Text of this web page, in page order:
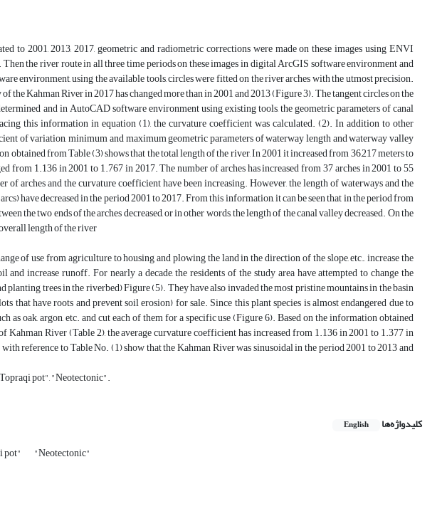
to 2001, 2013, 2017, geometric and radiometric corrections were made on these images using ENVI
the river route in all three time periods on these images in digital ArcGIS software environment and
environment, using the available tools, circles were fitted on the river arches with the utmost precision.
the Kahman River in 2017 has changed more than in 2001 and 2013 (Figure 3). The tangent circles on the
and in AutoCAD software environment using existing tools, the geometric parameters of canal
this information in equation (1), the curvature coefficient was calculated. (2). In addition to other
of variation, minimum and maximum geometric parameters of waterway length and waterway valley
from Table (3) shows that the total length of the river, In 2001 it increased from 36,217 meters to
from 1.136 in 2001 to 1.767 in 2017. The number of arches has increased from 37 arches in 2001 to 55
of arches and the curvature coefficient have been increasing. However, the length of waterways and the
have decreased in the period 2001 to 2017. From this information, it can be seen that in the period from
the two ends of the arches decreased, or in other words, the length of the canal valley decreased. On the
length of the river
of use from agriculture to housing and plowing the land in the direction of the slope, etc., increase the
increase runoff. For nearly a decade, the residents of the study area have attempted to change the
planting trees in the riverbed) Figure (5). They have also invaded the most pristine mountains in the basin
that have roots and prevent soil erosion) for sale. Since this plant species is almost endangered due to
as oak, argon, etc. and cut each of them for a specific use (Figure 6). Based on the information obtained
River (Table 2), the average curvature coefficient has increased from 1.136 in 2001 to 1.377 in
reference to Table No. (1) show that the Kahman River was sinusoidal in the period 2001 to 2013 and
pot", "Neotectonic".
کلیدواژه‌ها English
pot" "Neotectonic"